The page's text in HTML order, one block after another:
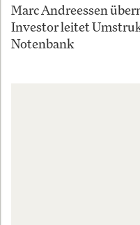
Marc Andreessen
Investor leitet
Notenbank